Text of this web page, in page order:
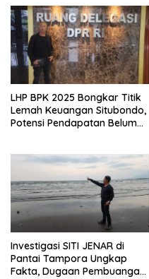
LHP BPK 2025 Bongkar Titik
Lemah Keuangan Situbondo,
Potensi Pendapatan Belum
Investigasi SITI JENAR di
Pantai Tampora Ungkap
Fakta, Dugaan Pembuangan